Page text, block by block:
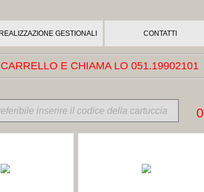
REALIZZAZIONE GESTIONALI CONTATTI
E CHIAMA LO 051.19902101
0